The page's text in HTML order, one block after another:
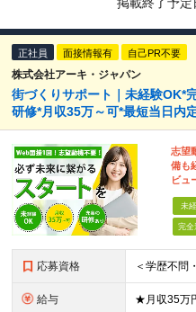
正社員 面接情報有 自己PR不要
株式会社アーキ・ジャパン
街づくりサポート｜未経験OK*
研修*月収35万～可*最短当日内
志望
備も
ビュ
未
完全
応募資格
給与